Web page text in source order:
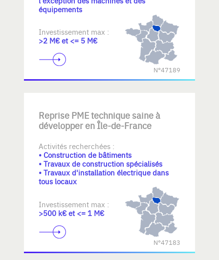
équipements
Investissement max :
>2 M€ et <= 5 M€
N°47189
Reprise PME technique saine à
développer en Île-de-France
Activités recherchées :
• Construction de bâtiments
• Travaux de construction spécialisés
• Travaux d'installation électrique dans
tous locaux
Investissement max :
>500 k€ et <= 1 M€
N°47183